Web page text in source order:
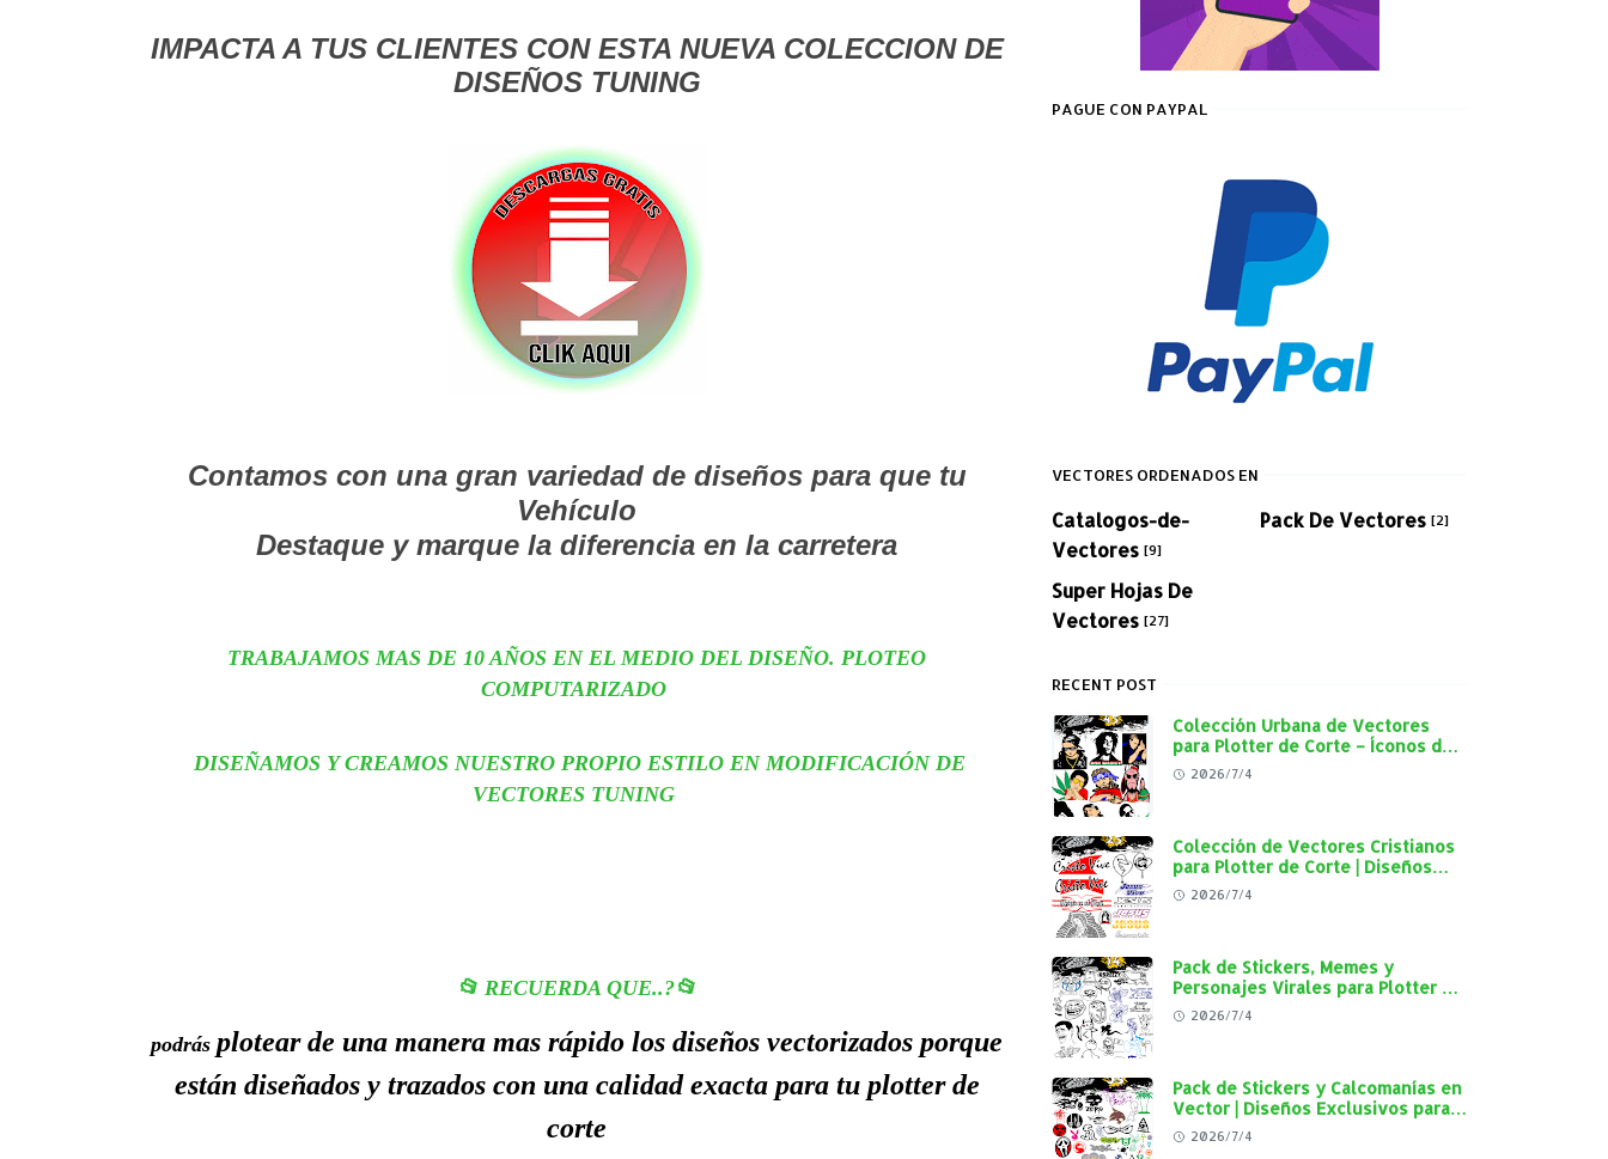
IMPACTA A TUS CLIENTES CON ESTA NUEVA COLECCION DE
DISEÑOS TUNING
Contamos con una gran variedad de diseños para que tu
Vehículo
Destaque y marque la diferencia en la carretera
TRABAJAMOS MAS DE 10 AÑOS EN EL MEDIO DEL DISEÑO. PLOTEO
COMPUTARIZADO
DISEÑAMOS Y CREAMOS NUESTRO PROPIO ESTILO EN MODIFICACIÓN DE
VECTORES TUNING
📂 RECUERDA QUE..?📂
podrás plotear de una manera mas rápido los diseños vectorizados porque
están diseñados y trazados con una calidad exacta para tu plotter de
corte
PAGUE CON PAYPAL
VECTORES ORDENADOS EN
Catalogos-de-
Vectores [9]
Pack De Vectores [2]
Super Hojas De
Vectores [27]
RECENT POST
Colección Urbana de Vectores
para Plotter de Corte – Íconos del
Rap, Reggae y Cultura Street en
Alta Calidad
2026/7/4
Colección de Vectores Cristianos
para Plotter de Corte | Diseños
"Cristo Vive", "Jesús Vive" y
Virgen de Guadalupe en Alta
2026/7/4
Pack de Stickers, Memes y
Personajes Virales para Plotter de
Corte | Diseños en Alta Calidad
2026/7/4
Pack de Stickers y Calcomanías en
Vector | Diseños Exclusivos para
Plotter de Corte y Personalización
Automotriz
2026/7/4